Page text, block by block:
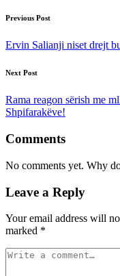
Post
navigation
Previous Post
Ervin Salianji niset drejt
Next Post
Rama reagon sërish me
Shpifarakëve!
Comments
No comments yet. Why
Leave a Reply
Your email address will
marked *